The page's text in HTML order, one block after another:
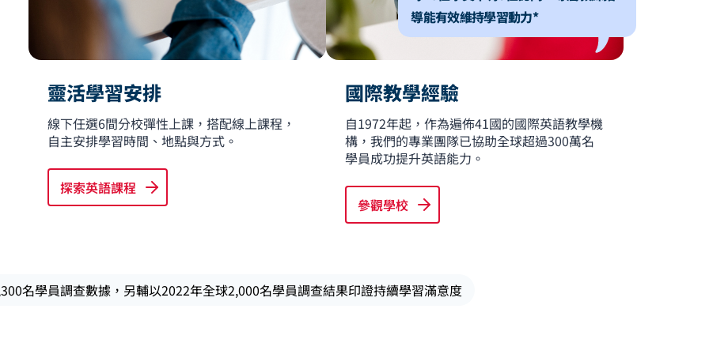
靈活學習安排
線下任選6間分校彈性上課，搭配線上課程，
自主安排學習時間、地點與方式。
探索英語課程
導能有效維持學習動力*
國際教學經驗
自1972年起，作為遍佈41國的國際英語教學機
構，我們的專業團隊已協助全球超過300萬名
學員成功提升英語能力。
參觀學校
名學員調查數據，另輔以2022年全球2,000名學員調查結果印證持續學習滿意度